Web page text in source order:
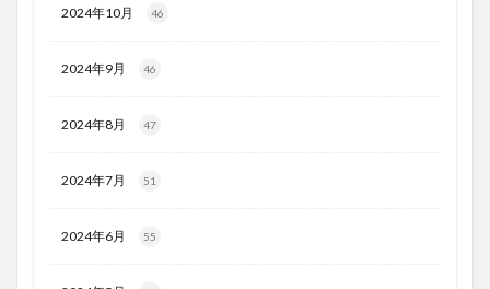
2024年10月 46
2024年9月 46
2024年8月 47
2024年7月 51
2024年6月 55